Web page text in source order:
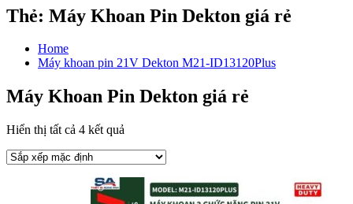
Thẻ: Máy Khoan Pin Dekton giá rẻ
Home
Máy khoan pin 21V Dekton M21-ID13120Plus
Máy Khoan Pin Dekton giá rẻ
Hiển thị tất cả 4 kết quả